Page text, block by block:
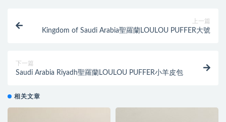
上一篇
Kingdom of Saudi Arabia聖羅蘭LOULOU PUFFER大號
下一篇
Saudi Arabia Riyadh聖羅蘭LOULOU PUFFER小羊皮包
相关文章